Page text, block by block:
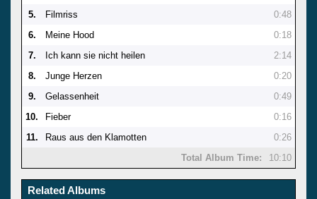
5.
Filmriss
0:48
6.
Meine Hood
0:18
7.
Ich kann sie nicht heilen
2:14
8.
Junge Herzen
0:20
9.
Gelassenheit
0:49
10.
Fieber
0:16
11.
Raus aus den Klamotten
0:26
Total Album Time:
10:10
Related Albums